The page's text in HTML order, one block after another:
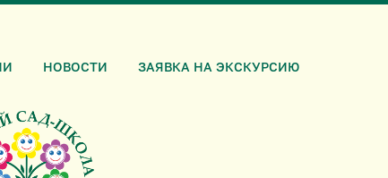
НОВОСТИ ЗАЯВКА НА ЭКСКУРСИЮ